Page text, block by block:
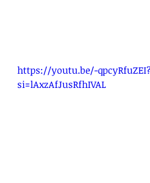
https://youtu.be/-
si=lAxzAfJusRfhIVAL